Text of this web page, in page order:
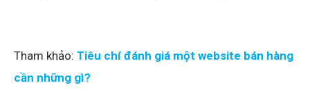
Tham khảo: Tiêu chí đánh giá một website bán hàng
cần những gì?